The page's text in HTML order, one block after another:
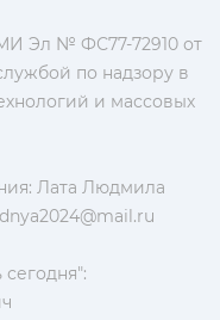
Эл № ФС77-72910 от
по надзору в
и массовых
Лата Людмила